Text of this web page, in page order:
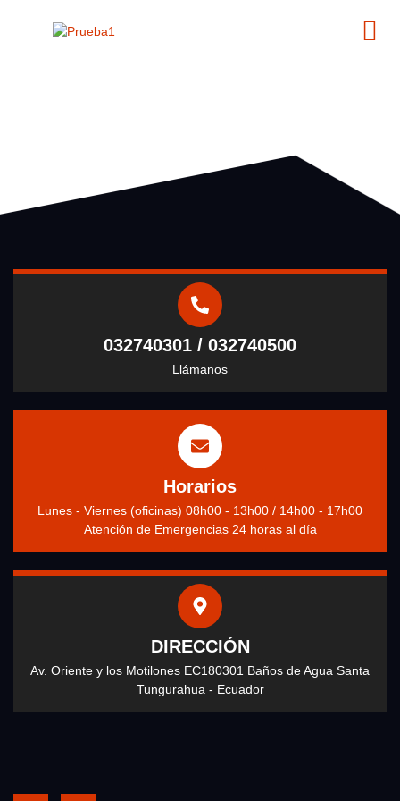
032740301 / 032740500
Llámanos
Horarios
Lunes - Viernes (oficinas) 08h00 - 13h00 / 14h00 - 17h00
Atención de Emergencias 24 horas al día
DIRECCIÓN
Av. Oriente y los Motilones EC180301 Baños de Agua Santa
Tungurahua - Ecuador